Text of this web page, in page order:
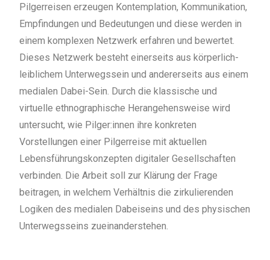
Pilgerreisen erzeugen Kontemplation, Kommunikation,
Empfindungen und Bedeutungen und diese werden in
einem komplexen Netzwerk erfahren und bewertet.
Dieses Netzwerk besteht einerseits aus körperlich-
leiblichem Unterwegssein und andererseits aus einem
medialen Dabei-Sein. Durch die klassische und
virtuelle ethnographische Herangehensweise wird
untersucht, wie Pilger:innen ihre konkreten
Vorstellungen einer Pilgerreise mit aktuellen
Lebensführungskonzepten digitaler Gesellschaften
verbinden. Die Arbeit soll zur Klärung der Frage
beitragen, in welchem Verhältnis die zirkulierenden
Logiken des medialen Dabeiseins und des physischen
Unterwegsseins zueinanderstehen.